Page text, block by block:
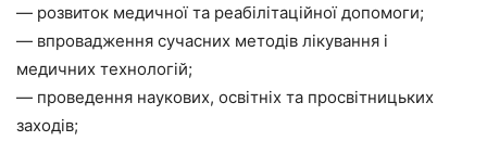
— розвиток медичної та реабілітаційної допомоги;
— впровадження сучасних методів лікування і
медичних технологій;
— проведення наукових, освітніх та просвітницьких
заходів;